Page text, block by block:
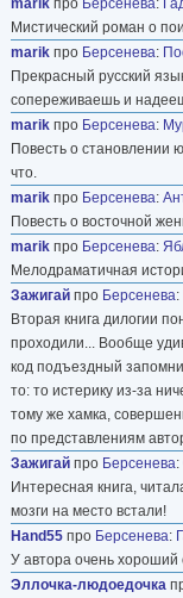
marik про Берсенева:
Мистический роман о
marik про Берсенева:
Прекрасный русский
сопереживаешь и
marik про Берсенева:
Повесть о становлении
что.
marik про Берсенева:
Повесть о восточной
marik про Берсенева:
Мелодраматичная
Зажигай про Берсенева:
Вторая книга дилогии
проходили... Вообще
код подъездный
то: то истерику из-за
тому же хамка,
по представлениям
Зажигай про Берсенева:
Интересная книга,
мозги на место встали!
Hand55 про Берсенева:
У автора очень хороший
Эллочка-людоедочка